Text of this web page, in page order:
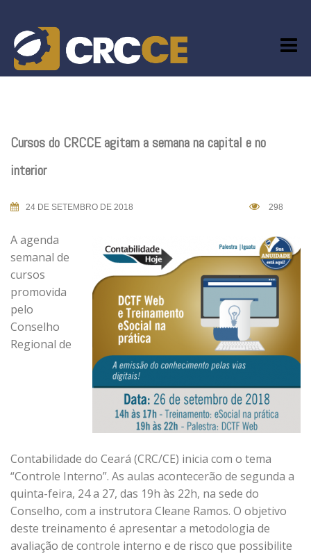
content
Cursos do CRCCE agitam a semana na capital e no
interior
24 DE SETEMBRO DE 2018 298
A agenda
semanal de
cursos
promovida
pelo
Conselho
Regional de
Contabilidade do Ceará (CRC/CE) inicia com o tema
“Controle Interno”. As aulas acontecerão de segunda a
quinta-feira, 24 a 27, das 19h às 22h, na sede do
Conselho, com a instrutora Cleane Ramos. O objetivo
deste treinamento é apresentar a metodologia de
avaliação de controle interno e de risco que possibilite